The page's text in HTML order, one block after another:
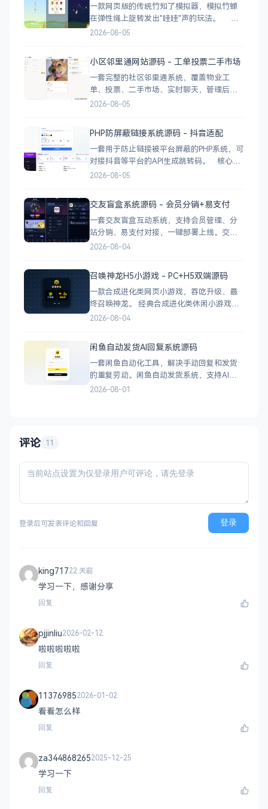
一款网页版的传统竹知了模拟器，模拟竹蝉
在弹性绳上旋转发出"哇哇"声的玩法。 核
心功能 网页版运行，无需下载 独立后台管
2026-08-05
小区邻里通网站源码 - 工单投票二手市场
一套完整的社区邻里通系统，覆盖物业工
单、投票、二手市场、实时聊天，管理后台
一应俱全。 前台功能 九宫格快捷菜单 +
情 小区投票：发起/参与/查看结果 邻里社区
2026-08-05
PHP防屏蔽链接系统源码 - 抖音适配
一套用于防止链接被平台屏蔽的PHP系统，可
对接抖音等平台的API生成跳转码。 核心功
能 多域名池智能切换，降低被拦截概率 对接
分析报表 技术栈 后端：PHP
2026-08-05
交友盲盒系统源码 - 会员分销+易支付
一套交友盲盒互动系统，支持会员管理、分
站分销、易支付对接，一键部署上线。交友
盲盒系统源码，支持会员系统、多商户分
建。 核心功能 会员系统：自定义价格、会
员等级 分销系统：代理商机制、佣金
2026-08-04
召唤神龙H5小游戏 - PC+H5双端源码
一款合成进化类网页小游戏，吞吃升级、最
终召唤神龙。 经典合成进化类休闲小游戏，
双版本可选：正常版挑战通关、无敌版轻松
略，循序渐进挑战通关 无敌版：无失败压
力，轻松快速合成升级，纯休
2026-08-04
闲鱼自动发货AI回复系统源码
一套闲鱼自动化工具，解决手动回复和发货
的重复劳动。闲鱼自动发货系统，支持AI智
能回复、多账号管理、订单自动处理、数据
2026-08-01
评论 11
登录后可发表评论和回复 登录
king71722 天前
学习一下，感谢分享
回复
pjjinliu2026-02-12
啦啦啦啦啦
回复
113769852026-01-02
看看怎么样
回复
za3448682652025-12-25
学习一下
回复